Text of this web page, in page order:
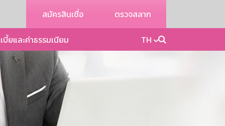
สมัครสินเชื่อ ตรวจสลาก
บี้ยและค่าธรรมเนียม TH